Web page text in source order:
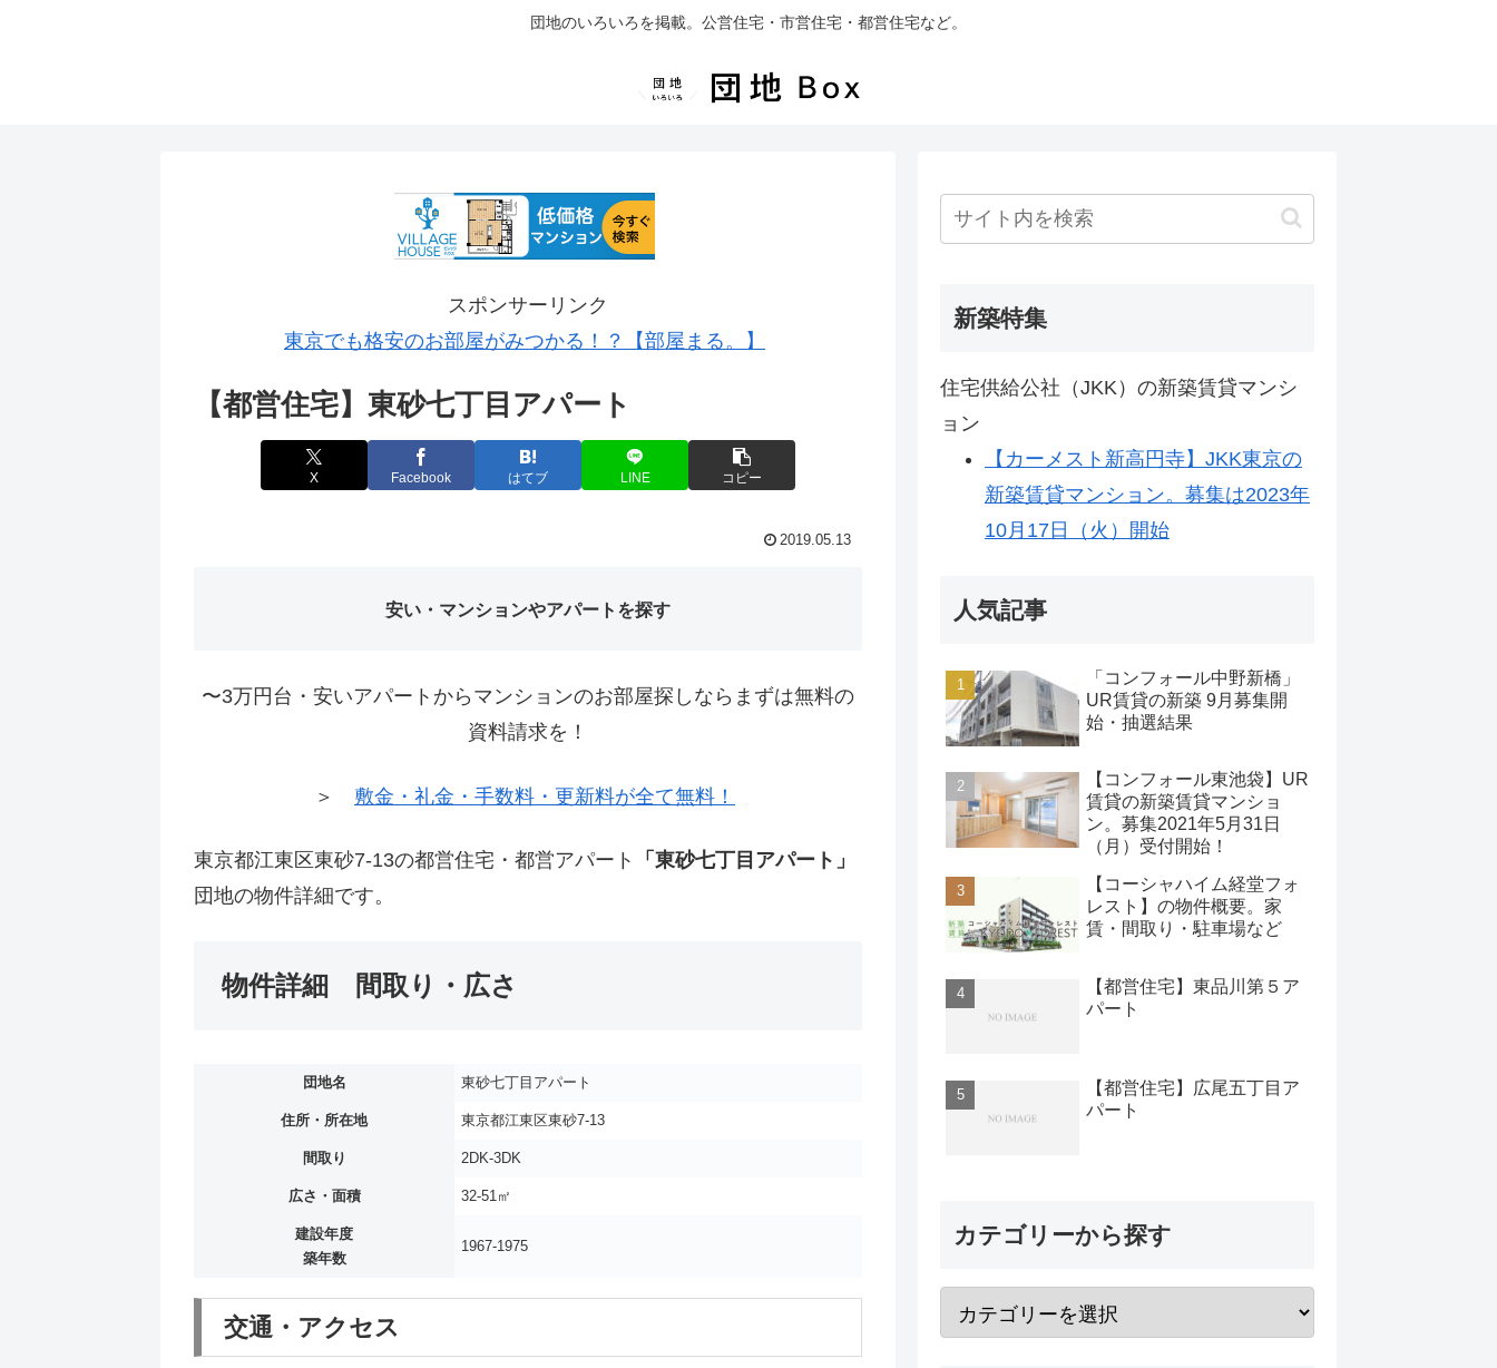
団地のいろいろを掲載。公営住宅・市営住宅・都営住宅など。
スポンサーリンク
東京でも格安のお部屋がみつかる！？【部屋まる。】
【都営住宅】東砂七丁目アパート
X Facebook はてブ LINE コピー
2019.05.13
安い・マンションやアパートを探す
〜3万円台・安いアパートからマンションのお部屋探しならまずは無料の
資料請求を！
＞ 敷金・礼金・手数料・更新料が全て無料！
東京都江東区東砂7-13の都営住宅・都営アパート
「東砂七丁目アパート」
団地の物件詳細です。
物件詳細 間取り・広さ
団地名 東砂七丁目アパート
住所・所在地 東京都江東区東砂7-13
間取り 2DK-3DK
広さ・面積 32-51㎡
建設年度
築年数
1967-1975
交通・アクセス
新築特集
住宅供給公社（JKK）の新築賃貸マンシ
ョン
【カーメスト新高円寺】JKK東京の
新築賃貸マンション。募集は2023年
10月17日（火）開始
人気記事
「コンフォール中野新橋」
UR賃貸の新築 9月募集開
始・抽選結果
【コンフォール東池袋】UR
賃貸の新築賃貸マンショ
ン。募集2021年5月31日
（月）受付開始！
【コーシャハイム経堂フォ
レスト】の物件概要。家
賃・間取り・駐車場など
【都営住宅】東品川第５ア
パート
【都営住宅】広尾五丁目ア
パート
カテゴリーから探す